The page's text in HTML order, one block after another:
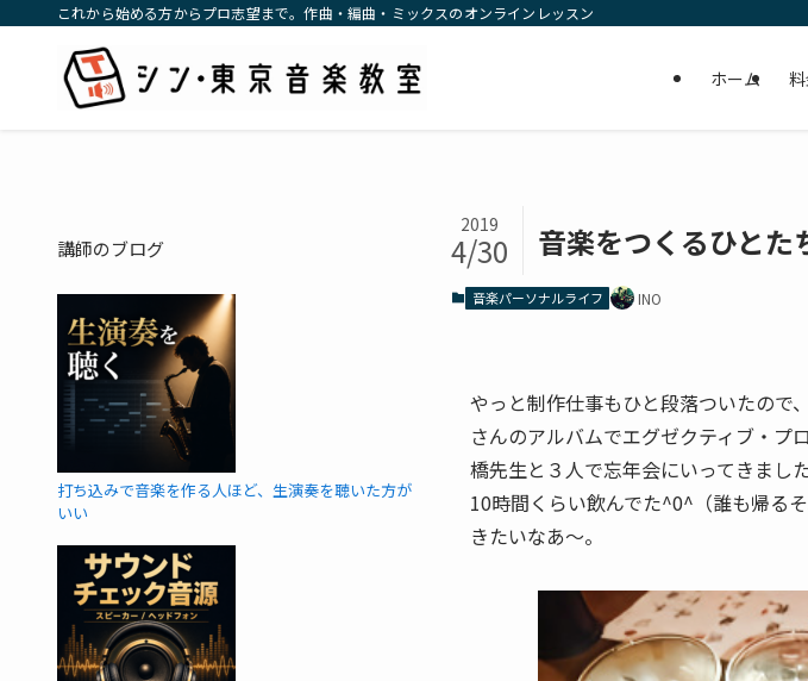
これから始める方からプロ志望まで。作曲・編曲・ミックスのオンラインレッスン
ホーム
音楽をつくるひとた
2019
4/30
音楽パーソナルライフ INO
やっと制作仕事もひと段落ついたので
さんのアルバムでエグゼクティブ・プ
橋先生と３人で忘年会にいってきまし
10時間くらい飲んでた^0^（誰も帰る
きたいなあ～。
講師のブログ
打ち込みで音楽を作る人ほど、生演奏を聴いた方が
いい